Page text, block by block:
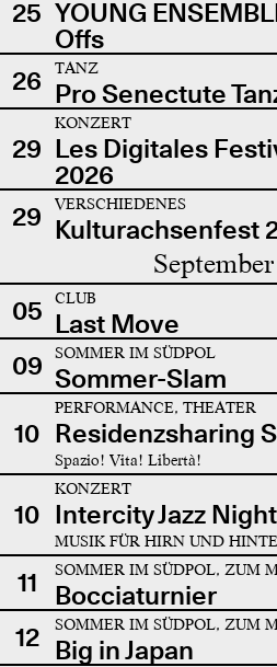
25 YOUNG
Offs
26
TANZ
Pro Senectute
29
KONZERT
Les Digitales
2026
29 VERSCHIEDENES
Kulturachsenfest
05 CLUB
Last Move
09
SOMMER IM SÜDPOL
Sommer-Slam
10
PERFORMANCE, THEATER
Residenzsharing
Spazio! Vita! Libertà!
10
KONZERT
Intercity Jazz
MUSIK FÜR HIRN UND
11 SOMMER IM SÜDPOL, ZUM
Bocciaturnier
12
SOMMER IM SÜDPOL, ZUM
Big in Japan